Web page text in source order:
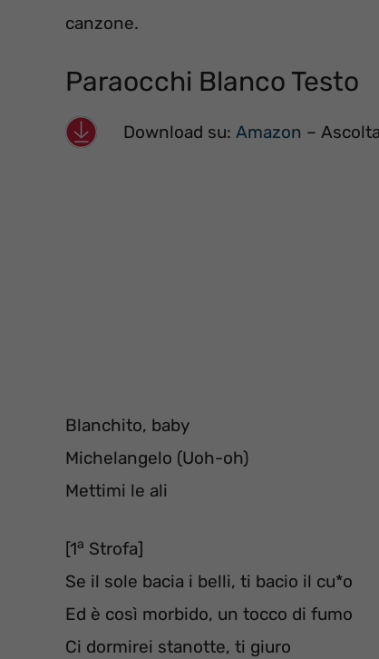
canzone.
Paraocchi Blanco Testo
Download su: Amazon –
Blanchito, baby
Michelangelo (Uoh-oh)
Mettimi le ali
[1a Strofa]
Se il sole bacia i belli, ti bacio il cu*o
Ed è così morbido, un tocco di fumo
Ci dormirei stanotte, ti giuro